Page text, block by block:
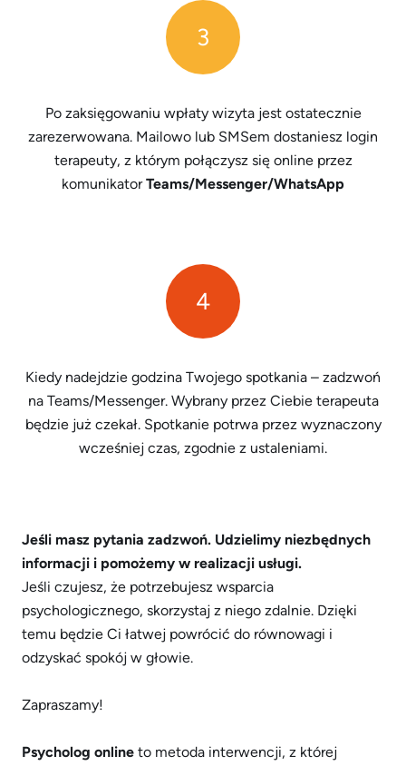
3
Po zaksięgowaniu wpłaty wizyta jest ostatecznie
zarezerwowana. Mailowo lub SMSem dostaniesz login
terapeuty, z którym połączysz się online przez
komunikatorTeams/Messenger/WhatsApp
4
Kiedy nadejdzie godzina Twojego spotkania – zadzwoń
na Teams/Messenger. Wybrany przez Ciebie terapeuta
będzie już czekał. Spotkanie potrwa przez wyznaczony
wcześniej czas, zgodnie z ustaleniami.
Jeśli masz pytania zadzwoń. Udzielimy niezbędnych
informacji i pomożemy w realizacji usługi.
Jeśli czujesz, że potrzebujesz wsparcia
psychologicznego, skorzystaj z niego zdalnie. Dzięki
temu będzie Ci łatwej powrócić do równowagi i
odzyskać spokój w głowie.
Zapraszamy!
Psycholog online to metoda interwencji, z której